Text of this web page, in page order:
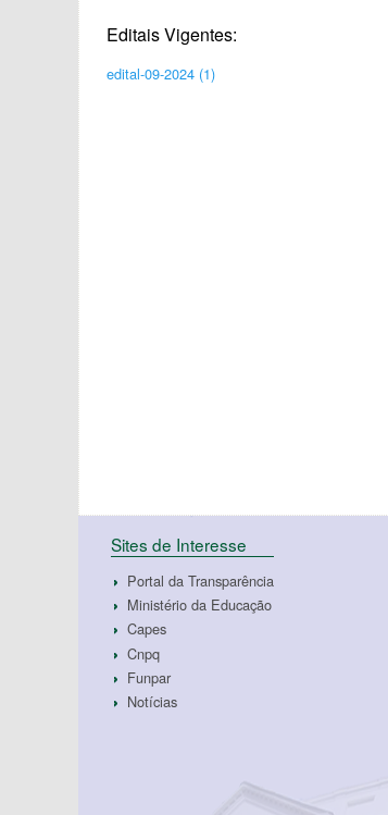
Editais Vigentes:
edital-09-2024 (1)
Sites de Interesse
Portal da Transparência
Ministério da Educação
Capes
Cnpq
Funpar
Notícias